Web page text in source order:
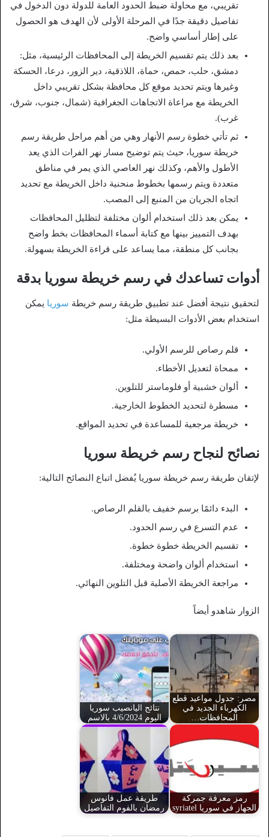
تقريبي، مع محاولة ضبط الحدود العامة للدولة دون الدخول في
تفاصيل دقيقة جدًا في المرحلة الأولى لأن الهدف هو الحصول
على إطار أساسي واضح.
بعد ذلك يتم تقسيم الخريطة إلى المحافظات الرئيسية، مثل:
دمشق، حلب، حمص، حماة، اللاذقية، دير الزور، درعا، الحسكة
وغيرها ويتم تحديد موقع كل محافظة بشكل تقريبي داخل
الخريطة مع مراعاة الاتجاهات الجغرافية (شمال، جنوب، شرق،
غرب).
ثم تأتي خطوة رسم الأنهار وهي من أهم مراحل طريقة رسم
خريطة سوريا، حيث يتم توضيح مسار نهر الفرات الذي يعد
الأطول والأهم، وكذلك نهر العاصي الذي يمر في مناطق
متعددة ويتم رسمها بخطوط منحنية داخل الخريطة مع تحديد
اتجاه الجريان من المنبع إلى المصب.
يمكن بعد ذلك استخدام ألوان مختلفة لتظليل المحافظات
بهدف التمييز بينها مع كتابة أسماء المحافظات بخط واضح
بجانب كل منطقة، مما يساعد على قراءة الخريطة بسهولة.
أدوات تساعدك في رسم خريطة سوريا بدقة
لتحقيق نتيجة أفضل عند تطبيق طريقة رسم خريطة سوريا يمكن
استخدام بعض الأدوات البسيطة مثل:
قلم رصاص للرسم الأولي.
ممحاة لتعديل الأخطاء.
ألوان خشبية أو فلوماستر للتلوين.
مسطرة لتحديد الخطوط الخارجية.
خريطة مرجعية للمساعدة في تحديد المواقع.
نصائح لنجاح رسم خريطة سوريا
لإتقان طريقة رسم خريطة سوريا يُفضل اتباع النصائح التالية:
البدء دائمًا برسم خفيف بالقلم الرصاص.
عدم التسرع في رسم الحدود.
تقسيم الخريطة خطوة خطوة.
استخدام ألوان واضحة ومختلفة.
مراجعة الخريطة الأصلية قبل التلوين النهائي.
الزوار شاهدو أيضاً
مصر: جدول مواعيد قطع
الكهرباء الجديد في
المحافظات…
نتائج اليانصيب سوريا
اليوم 4/6/2024 بالاسم
رمز معرفة جمركة
الجهاز في سوريا syriatel
طريقة عمل فانوس
رمضان بالفوم التفاصيل